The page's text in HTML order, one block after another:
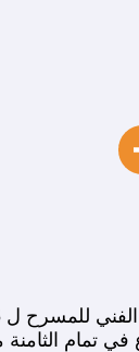
تمام الثامنة